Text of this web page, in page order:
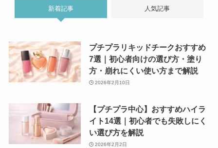
新着記事 人気記事
プチプラリキッドチークおすすめ
7選｜初心者向けの選び方・塗り
方・崩れにくい使い方まで解説
2026年2月10日
【プチプラ中心】おすすめハイラ
イト14選｜初心者でも失敗しにく
い選び方を解説
2026年2月2日